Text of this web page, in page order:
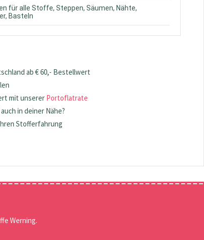
für alle Stoffe, Steppen, Säumen, Nähte,
Basteln
ab € 60,- Bestellwert
mit unserer Portoflatrate
in deiner Nähe?
Stofferfahrung
Werning.